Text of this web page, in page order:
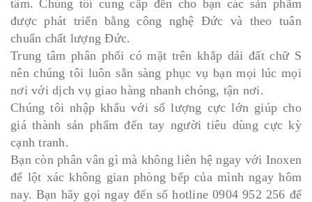
tâm. Chúng tôi cung cấp đến cho bạn các sản phẩm
được phát triển bằng công nghệ Đức và theo tuân
chuẩn chất lượng Đức.
Trung tâm phân phối có mặt trên khắp dải đất chữ S
nên chúng tôi luôn sẵn sàng phục vụ bạn mọi lúc mọi
nơi với dịch vụ giao hàng nhanh chóng, tận nơi.
Chúng tôi nhập khẩu với số lượng cực lớn giúp cho
giá thành sản phẩm đến tay người tiêu dùng cực kỳ
cạnh tranh.
Bạn còn phân vân gì mà không liên hệ ngay với Inoxen
để lột xác không gian phòng bếp của mình ngay hôm
nay. Bạn hãy gọi ngay đến số hotline 0904 952 256 để